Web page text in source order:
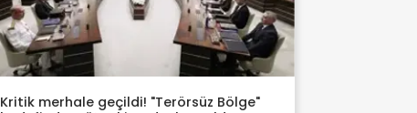
Kritik merhale geçildi! "Terörsüz Bölge"